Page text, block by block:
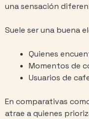
una sensación
Suele ser una buena
Quienes
Momentos de
Usuarios de
En comparativas
atrae a quienes